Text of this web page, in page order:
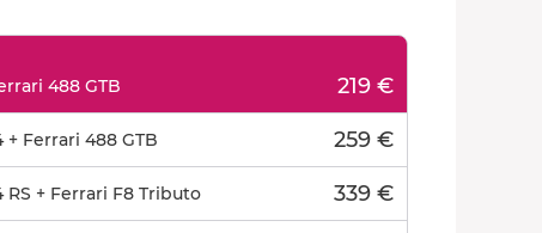
488 GTB 219 €
+ Ferrari 488 GTB 259 €
RS + Ferrari F8 Tributo 339 €